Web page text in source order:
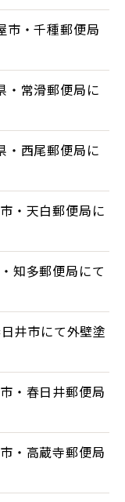
市・千種郵便局
・常滑郵便局に
・西尾郵便局に
・天白郵便局に
知多郵便局にて
井市にて外壁塗
・春日井郵便局
・高蔵寺郵便局